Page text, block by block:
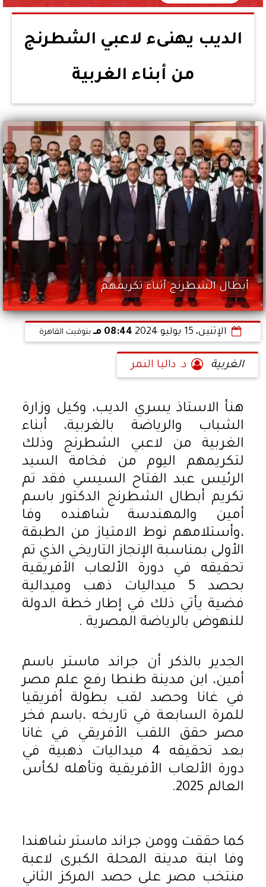
الديب يهنىء لاعبي الشطرنج
من أبناء الغربية
أبطال الشطرنج أثناء تكريمهم
الإثنين، 15 يوليو 2024 08:44 مـ بتوقيت القاهرة
الغربية د. داليا النمر
هنأ الاستاذ يسري الديب، وكيل وزارة
الشباب والرياضة بالغربية، أبناء
الغربية من لاعبي الشطرنج وذلك
لتكريمهم اليوم من فخامة السيد
الرئيس عبد الفتاح السيسي فقد تم
تكريم أبطال الشطرنج الدكتور باسم
أمين والمهندسة شاهنده وفا
،وأستلامهم نوط الامتياز من الطبقة
الأولى بمناسبة الإنجاز التاريخي الذي تم
تحقيقه في دورة الألعاب الأفريقية
بحصد 5 ميداليات ذهب وميدالية
فضية يأتي ذلك في إطار خطة الدولة
للنهوض بالرياضة المصرية .
الجدير بالذكر أن جراند ماستر باسم
أمين، ابن مدينة طنطا رفع علم مصر
في غانا وحصد لقب بطولة أفريقيا
للمرة السابعة في تاريخه ،باسم فخر
مصر حقق اللقب الأفريقي في غانا
بعد تحقيقه 4 ميداليات ذهبية في
دورة الألعاب الأفريقية وتأهله لكأس
العالم 2025.
كما حققت وومن جراند ماستر شاهندا
وفا ابنة مدينة المحلة الكبرى لاعبة
منتخب مصر على حصد المركز الثاني